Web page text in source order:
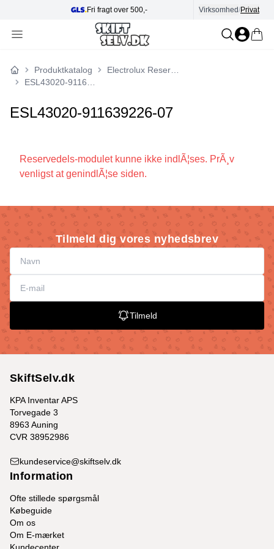
Fri fragt over 500,- Virksomhed/Privat
Forside
Produktkatalog
ESL43020-911639226-07
Reservedels-modulet kunne ikke indlÃ¦ses. PrÃ¸v
venligst at genindlÃ¦se siden.
Tilmeld dig vores nyhedsbrev
Tilmeld
SkiftSelv.dk
KPA Inventar APS
Torvegade 3
8963 Auning
CVR 38952986
kundeservice@skiftselv.dk
Information
Ofte stillede spørgsmål
Købeguide
Om os
Om E-mærket